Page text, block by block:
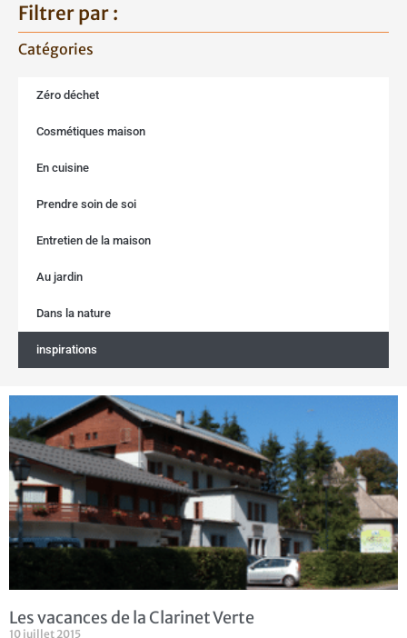
Filtrer par :
Catégories
Zéro déchet
Cosmétiques maison
En cuisine
Prendre soin de soi
Entretien de la maison
Au jardin
Dans la nature
inspirations
Les vacances de la Clarinet Verte
10 juillet 2015